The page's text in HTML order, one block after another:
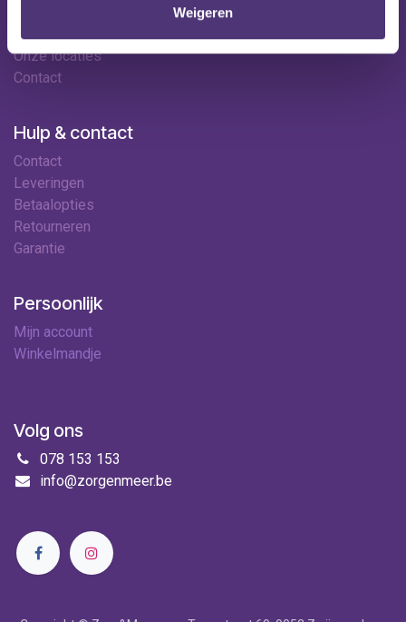
Weigeren
Ledenkorting
Onze locaties
Contact
Hulp & contact
Contact
Leveringen
Betaalopties
Retourneren
Garantie
Persoonlijk
Mijn account
Winkelmandje
Volg ons
078 153 153
info@zorgenmeer.be